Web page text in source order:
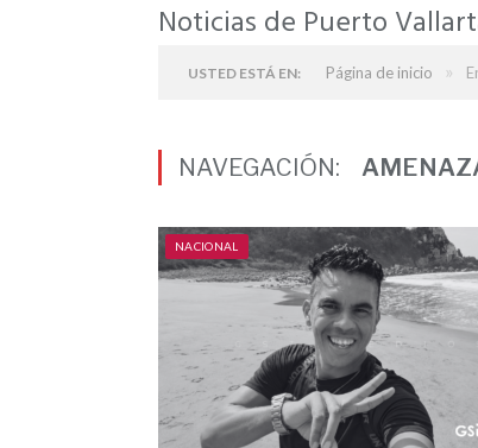
Noticias de Puerto
USTED ESTÁ EN: Página de inicio »
NAVEGACIÓN:
NACIONAL